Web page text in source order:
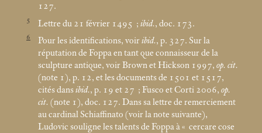
127.
5 Lettre du 21 février 1495 ; ibid., doc. 173.
6 Pour les identifications, voiribid., p. 327. Sur la
réputation de Foppa en tant que connaisseur de la
sculpture antique, voir Brown et Hickson 1997, op. cit.
(note 1), p. 12, et les documents de 1501 et 1517,
cités dansibid., p. 19 et 27 ; Fusco et Corti 2006, op.
cit. (note 1), doc. 127. Dans sa lettre de remerciement
au cardinal Schiaffinato (voir la note suivante),
Ludovic souligne les talents de Foppa à « cercare cose